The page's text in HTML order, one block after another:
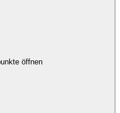
öffnen